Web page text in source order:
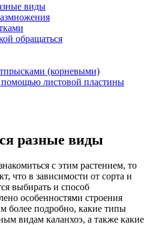
виды
обращаться
(корневыми)
листовой пластины
разные виды
с этим растением, то
что в зависимости от сорта и
выбирать и способ
особенностями строения
более подробно, какие типы
видам каланхоэ, а также какие